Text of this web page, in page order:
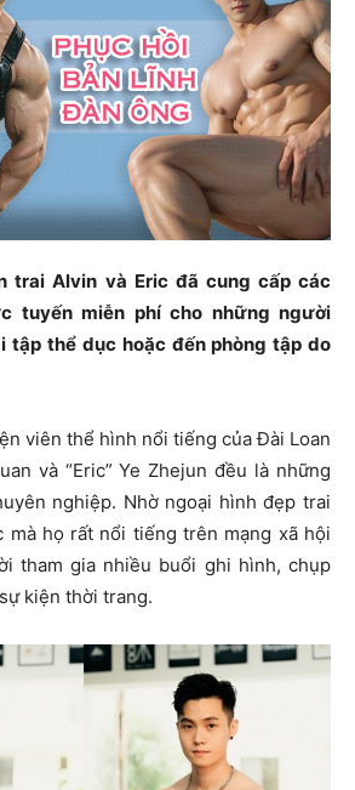
trai Alvin và Eric đã cung cấp các
tuyến miễn phí cho những người
tập thể dục hoặc đến phòng tập do
viên thể hình nổi tiếng của Đài Loan
và “Eric” Ye Zhejun đều là những
nghiệp. Nhờ ngoại hình đẹp trai
mà họ rất nổi tiếng trên mạng xã hội
tham gia nhiều buổi ghi hình, chụp
kiện thời trang.